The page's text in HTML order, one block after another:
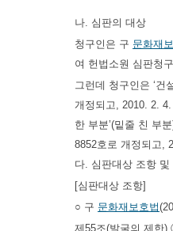
나. 심판의 대상
청구인은 구 문화재
여 헌법소원 심판청
그런데 청구인은 ‘
개정되고, 2010. 2.
한 부분’(밑줄 친 부
8852호로 개정되고,
다. 심판대상 조항
[심판대상 조항]
○ 구 문화재보호법
제55조(발굴의 제한